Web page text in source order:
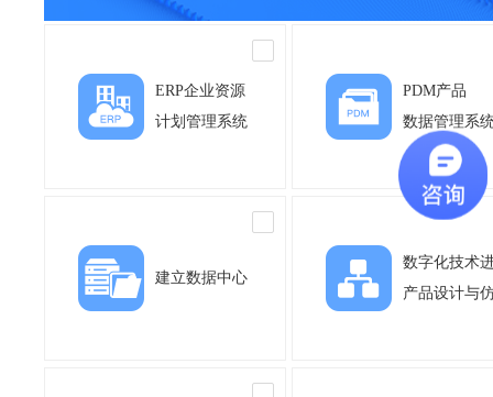
ERP企业资源
计划管理系统
PDM产品
数据管理系
建立数据中心
数字化技术
产品设计与